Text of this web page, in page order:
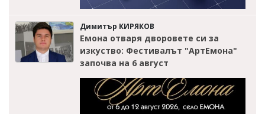
Димитър КИРЯКОВ
Емона отваря дворовете си за
изкуство: Фестивалът "АртЕмона"
започва на 6 август